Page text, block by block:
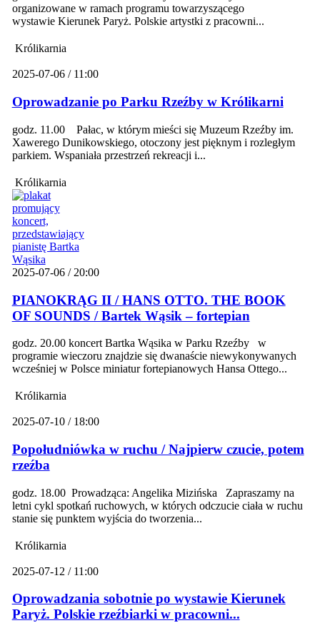
organizowane w ramach programu towarzyszącego
wystawie Kierunek Paryż. Polskie artystki z pracowni...
Królikarnia
2025-07-06 / 11:00
Oprowadzanie po Parku Rzeźby w Królikarni
godz. 11.00 Pałac, w którym mieści się Muzeum Rzeźby im.
Xawerego Dunikowskiego, otoczony jest pięknym i rozległym
parkiem. Wspaniała przestrzeń rekreacji i...
Królikarnia
2025-07-06 / 20:00
PIANOKRĄG II / HANS OTTO. THE BOOK
OF SOUNDS / Bartek Wąsik – fortepian
godz. 20.00 koncert Bartka Wąsika w Parku Rzeźby w
programie wieczoru znajdzie się dwanaście niewykonywanych
wcześniej w Polsce miniatur fortepianowych Hansa Ottego...
Królikarnia
2025-07-10 / 18:00
Popołudniówka w ruchu / Najpierw czucie, potem
rzeźba
godz. 18.00 Prowadząca: Angelika Mizińska Zapraszamy na
letni cykl spotkań ruchowych, w których odczucie ciała w ruchu
stanie się punktem wyjścia do tworzenia...
Królikarnia
2025-07-12 / 11:00
Oprowadzania sobotnie po wystawie Kierunek
Paryż. Polskie rzeźbiarki w pracowni...